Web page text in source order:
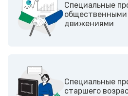
Cпециальные
общественными
движениями
Специальные
старшего